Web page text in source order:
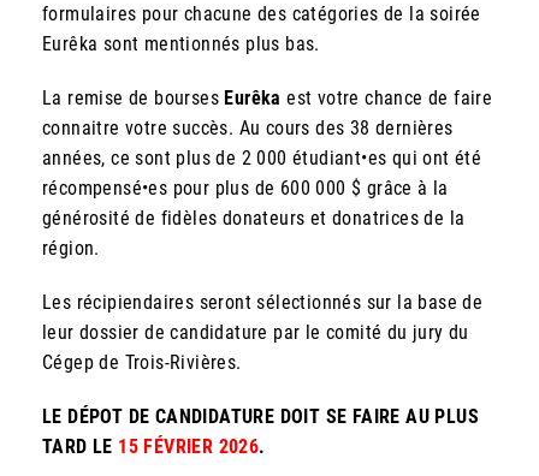
formulaires pour chacune des catégories de la soirée
Eurêka sont mentionnés plus bas.
La remise de bourses Eurêka est votre chance de faire
connaitre votre succès. Au cours des 38 dernières
années, ce sont plus de 2 000 étudiant•es qui ont été
récompensé•es pour plus de 600 000 $ grâce à la
générosité de fidèles donateurs et donatrices de la
région.
Les récipiendaires seront sélectionnés sur la base de
leur dossier de candidature par le comité du jury du
Cégep de Trois-Rivières.
LE DÉPOT DE CANDIDATURE DOIT SE FAIRE AU PLUS
TARD LE 15 FÉVRIER 2026.